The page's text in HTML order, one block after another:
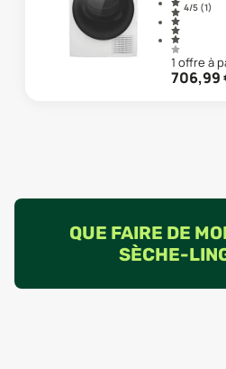
4/5 (1)
1 offre à
706,99
QUE FAIRE DE
SÈCHE-